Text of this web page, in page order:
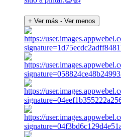
+ Ver más - Ver menos